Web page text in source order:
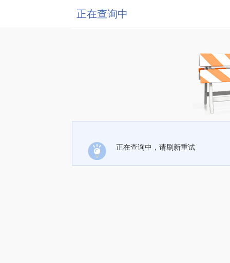
正在查询中
正在查询中，请刷新重试